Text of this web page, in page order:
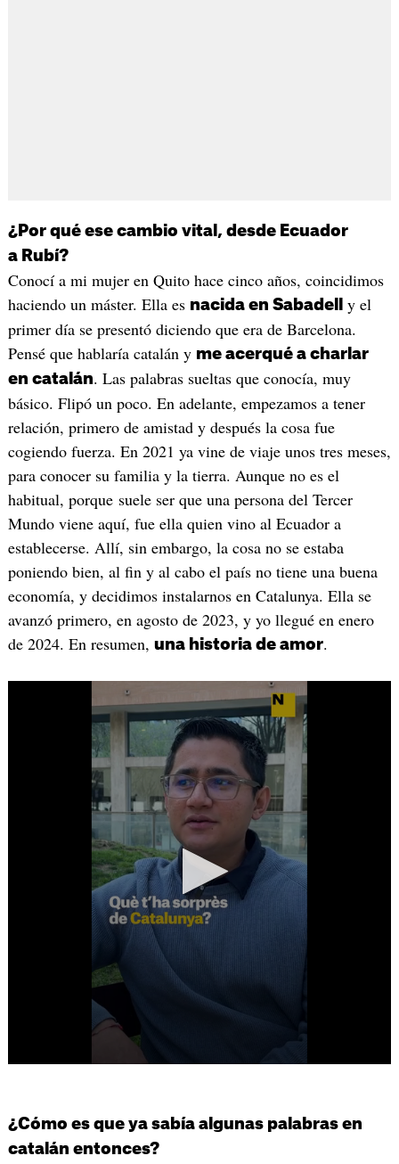
¿Por qué ese cambio vital, desde Ecuador
a Rubí?
Conocí a mi mujer en Quito hace cinco años, coincidimos
haciendo un máster. Ella es nacida en Sabadell y el
primer día se presentó diciendo que era de Barcelona.
Pensé que hablaría catalán y me acerqué a charlar
en catalán. Las palabras sueltas que conocía, muy
básico. Flipó un poco. En adelante, empezamos a tener
relación, primero de amistad y después la cosa fue
cogiendo fuerza. En 2021 ya vine de viaje unos tres meses,
para conocer su familia y la tierra. Aunque no es el
habitual, porque suele ser que una persona del Tercer
Mundo viene aquí, fue ella quien vino al Ecuador a
establecerse. Allí, sin embargo, la cosa no se estaba
poniendo bien, al fin y al cabo el país no tiene una buena
economía, y decidimos instalarnos en Catalunya. Ella se
avanzó primero, en agosto de 2023, y yo llegué en enero
de 2024. En resumen, una historia de amor.
¿Cómo es que ya sabía algunas palabras en
catalán entonces?